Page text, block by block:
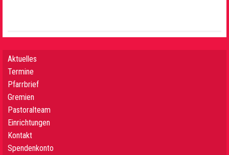
Aktuelles
Termine
Pfarrbrief
Gremien
Pastoralteam
Einrichtungen
Kontakt
Spendenkonto